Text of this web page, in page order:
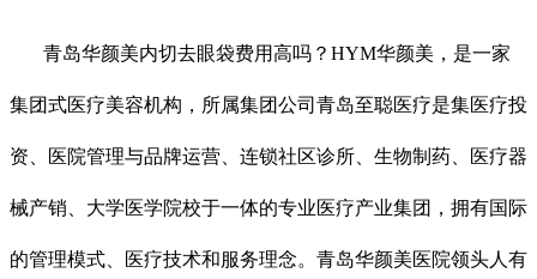
青岛华颜美内切去眼袋费用高吗？HYM华颜美，是一家
集团式医疗美容机构，所属集团公司青岛至聪医疗是集医疗投
资、医院管理与品牌运营、连锁社区诊所、生物制药、医疗器
械产销、大学医学院校于一体的专业医疗产业集团，拥有国际
的管理模式、医疗技术和服务理念。青岛华颜美医院领头人有